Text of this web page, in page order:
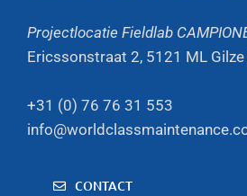
Projectlocatie Fieldlab
Ericssonstraat 2, 5121 ML Gilze
+31 (0) 76 76 31 553
CONTACT